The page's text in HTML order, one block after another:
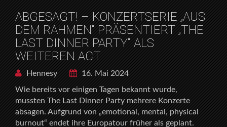
ABGESAGT! – KONZERTSERIE „AUS
DEM RAHMEN“ PRÄSENTIERT „THE
LAST DINNER PARTY“ ALS
WEITEREN ACT
Hennesy
16. Mai 2024
Wie bereits vor einigen Tagen bekannt wurde,
mussten The Last Dinner Party mehrere Konzerte
absagen. Aufgrund von „emotional, mental, physical
burnout“ endet ihre Europatour früher als geplant.